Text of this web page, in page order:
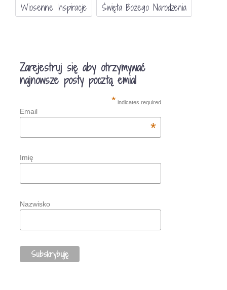
Wiosenne Inspiracje
Święta Bożego Narodzenia
Zarejestruj się aby otrzymywać
najnowsze posty pocztą emial
* indicates required
Email
*
Imię
Nazwisko